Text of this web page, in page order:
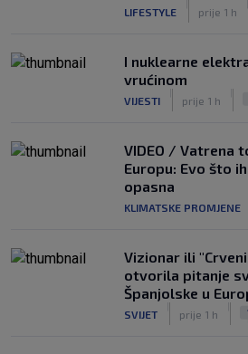
LIFESTYLE prije 1 h
I nuklearne
vrućinom
VIJESTI prije 1 h
VIDEO / Vatrena
Europu: Evo što
opasna
KLIMATSKE PROMJENE
Vizionar ili
otvorila pitanje
Španjolske u
SVIJET prije 1 h